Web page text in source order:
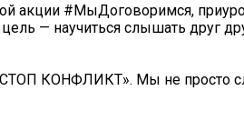
акции #МыДоговоримся,
— научиться слышать друг
КОНФЛИКТ». Мы не просто